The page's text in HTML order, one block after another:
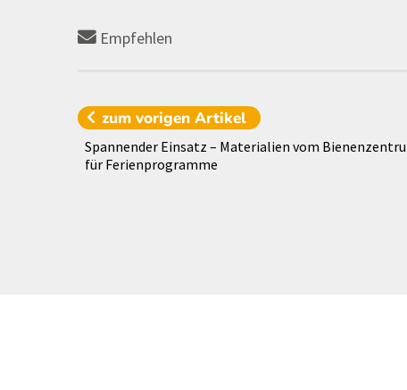
Empfehlen
zum vorigenArtikel
Spannender Einsatz – Materialien vom
für Ferienprogramme